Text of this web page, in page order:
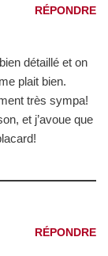
RÉPONDRE
détaillé et on
plait bien.
très sympa!
et j’avoue que
RÉPONDRE